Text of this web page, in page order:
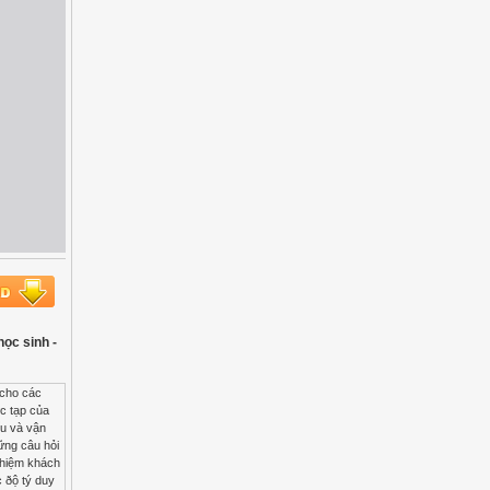
sinh -
tế bào sau khi phân chia nguyên phân 1 lần. Vận dụng nguyên tắc phân chia của tế bào ðể giải thích và minh họa quá trình lão hóa. Giá trị mong đợi Mức độ thể hiện trong bài làm của học sinh Cao Trung bình Thấp Khái niệm khoa học và sự hiểu biết Nêu đúng định nghĩa về sự phân chia tế bào, NST và ADN. Xác định đúng số NST trong mỗi tế bào sau khi phân chia nguyên phân 1 lần. Giải thích và minh họa quá tr